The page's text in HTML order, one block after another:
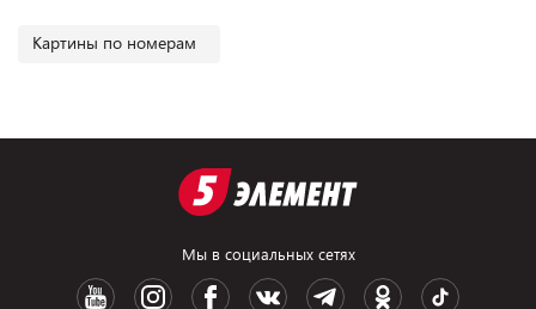
Картины по номерам
Мы в социальных сетях